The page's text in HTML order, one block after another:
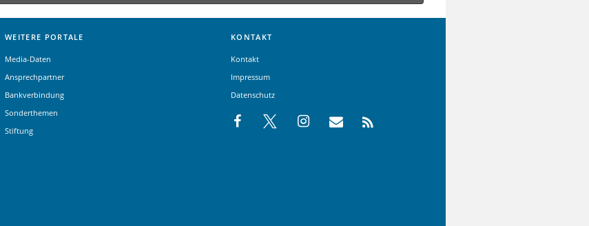
WEITERE PORTALE
Media-Daten
Ansprechpartner
Bankverbindung
Sonderthemen
Stiftung
KONTAKT
Kontakt
Impressum
Datenschutz